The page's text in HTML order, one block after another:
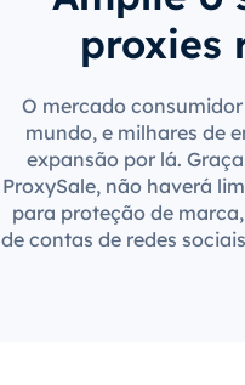
proxies
O mercado
mundo, e milhares de
expansão por lá.
ProxySale, não haverá
para proteção de
de contas de redes